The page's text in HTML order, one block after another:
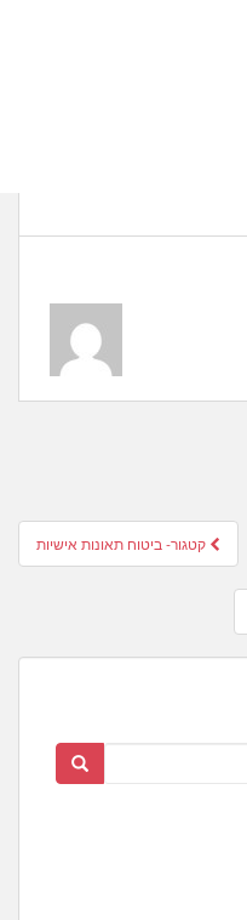
קטגור- ביטוח תאונות אישיות